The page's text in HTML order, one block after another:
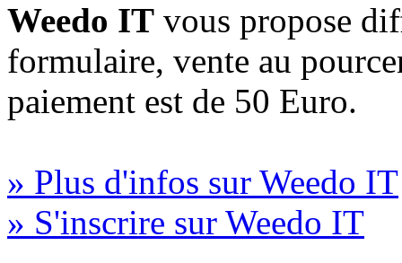
Weedo IT vous propose
formulaire, vente au
paiement est de 50 Euro.
» Plus d'infos sur Weedo IT
» S'inscrire sur Weedo IT